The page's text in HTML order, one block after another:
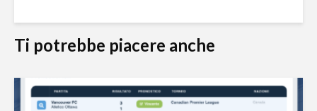
Ti potrebbe piacere anche